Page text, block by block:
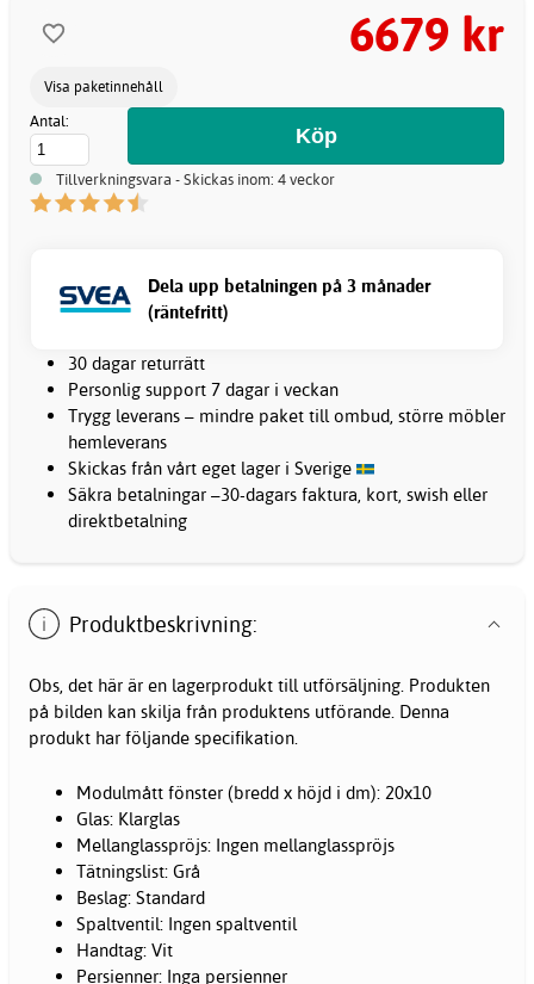
6679 kr
Visa paketinnehåll
Antal:
Tillverkningsvara - Skickas inom: 4 veckor
Dela upp betalningen på 3 månader
(räntefritt)
30 dagar returrätt
Personlig support 7 dagar i veckan
Trygg leverans – mindre paket till ombud, större möbler
hemleverans
Skickas från vårt eget lager i Sverige
Säkra betalningar –30-dagars faktura, kort, swish eller
direktbetalning
Produktbeskrivning:
Obs, det här är en lagerprodukt till utförsäljning. Produkten
på bilden kan skilja från produktens utförande. Denna
produkt har följande specifikation.
Modulmått fönster (bredd x höjd i dm): 20x10
Glas: Klarglas
Mellanglasspröjs: Ingen mellanglasspröjs
Tätningslist: Grå
Beslag: Standard
Spaltventil: Ingen spaltventil
Handtag: Vit
Persienner: Inga persienner